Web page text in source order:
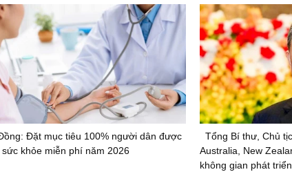
Đặt mục tiêu 100% người dân được
sức khỏe miễn phí năm 2026
Tổng Bí thư, Chủ
Australia, New
không gian phát